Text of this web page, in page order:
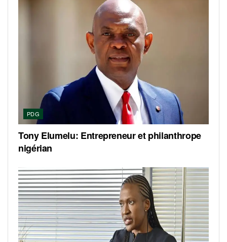
PDG
Tony Elumelu: Entrepreneur et philanthrope
nigérian